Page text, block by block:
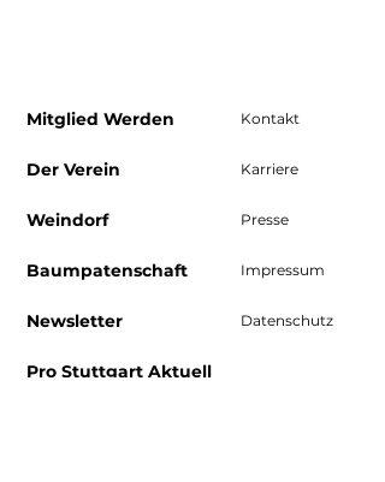
Weindorf
Kontakt
Baumpatenschaft
Karriere
Newsletter
Presse
Pro Stuttgart Aktuell
Impressum
Mitglied Werden
Datenschutz
Der Verein